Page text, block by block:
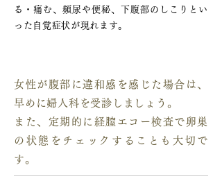
る・痛む、頻尿や便秘、下腹部のしこりとい
った自覚症状が現れます。
女性が腹部に違和感を感じた場合は、
早めに婦人科を受診しましょう。
また、定期的に経膣エコー検査で卵巣
の状態をチェックすることも大切で
す。